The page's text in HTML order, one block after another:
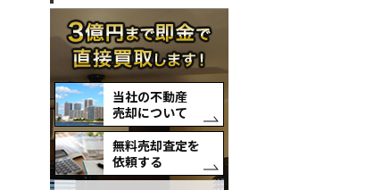
当社の不動産
売却について
無料売却査定を
依頼する